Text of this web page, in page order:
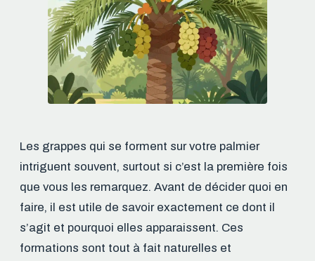
Les grappes qui se forment sur votre palmier
intriguent souvent, surtout si c’est la première fois
que vous les remarquez. Avant de décider quoi en
faire, il est utile de savoir exactement ce dont il
s’agit et pourquoi elles apparaissent. Ces
formations sont tout à fait naturelles et